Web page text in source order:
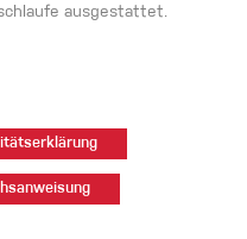
ausgestattet.